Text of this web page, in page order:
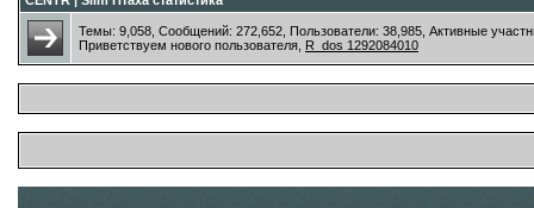
Темы: 9,058, Сообщений: 272,652, Пользователи: 38,985, Активные
Приветствуем нового пользователя, R_dos 1292084010